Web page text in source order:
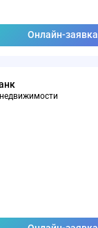
Онлайн-заявка